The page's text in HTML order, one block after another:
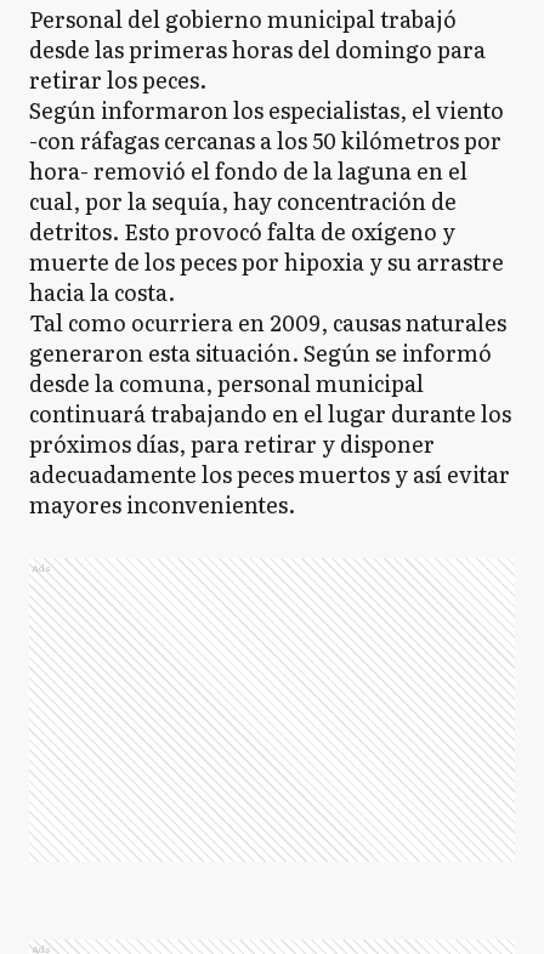
Personal del gobierno municipal trabajó
desde las primeras horas del domingo para
retirar los peces.
Según informaron los especialistas, el viento
-con ráfagas cercanas a los 50 kilómetros por
hora- removió el fondo de la laguna en el
cual, por la sequía, hay concentración de
detritos. Esto provocó falta de oxígeno y
muerte de los peces por hipoxia y su arrastre
hacia la costa.
Tal como ocurriera en 2009, causas naturales
generaron esta situación. Según se informó
desde la comuna, personal municipal
continuará trabajando en el lugar durante los
próximos días, para retirar y disponer
adecuadamente los peces muertos y así evitar
mayores inconvenientes.
Ads
Ads